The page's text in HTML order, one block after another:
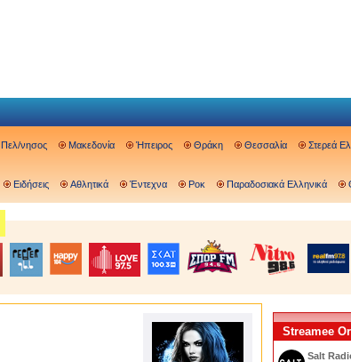
Πελ/νησος Μακεδονία Ήπειρος Θράκη Θεσσαλία Στερεά
Ειδήσεις Αθλητικά Έντεχνα Ροκ Παραδοσιακά Ελληνικά
Streamee
Salt